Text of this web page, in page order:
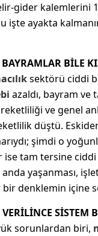
gider kalemlerini
işte ayakta
BİLE
sektörü ciddi
azaldı, bayram ve
ve genel
düştü.
şimdi o
ise tam tersine ciddi
yaşanması,
denklemin içine
SİSTEM
sorunlardan biri,